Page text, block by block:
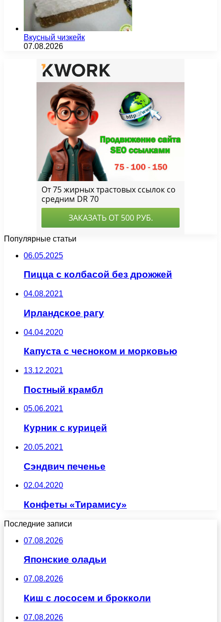
Вкусный чизкейк
07.08.2026
Популярные статьи
06.05.2025
Пицца с колбасой без дрожжей
04.08.2021
Ирландское рагу
04.04.2020
Капуста с чесноком и морковью
13.12.2021
Постный крамбл
05.06.2021
Курник с курицей
20.05.2021
Сэндвич печенье
02.04.2020
Конфеты «Тирамису»
Последние записи
07.08.2026
Японские оладьи
07.08.2026
Киш с лососем и брокколи
07.08.2026